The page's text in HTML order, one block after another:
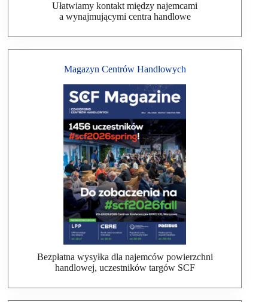
Ułatwiamy kontakt między najemcami
a wynajmującymi centra handlowe
Magazyn Centrów Handlowych
Bezpłatna wysyłka dla najemców powierzchni
handlowej, uczestników targów SCF